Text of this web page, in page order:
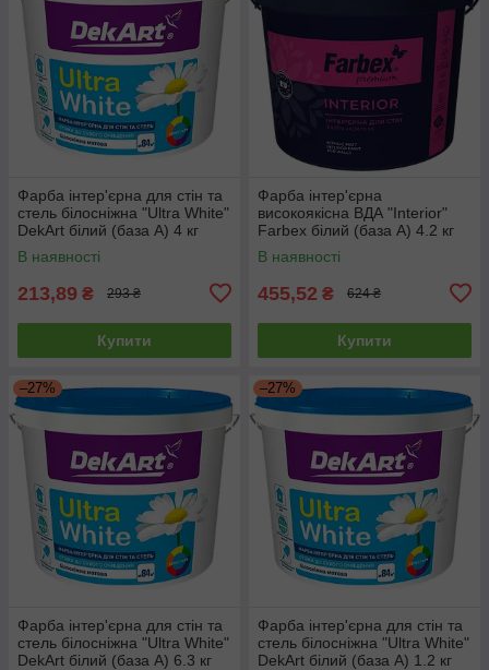
Фарба інтер'єрна для стін та
стель білосніжна "Ultra White"
DekArt білий (база А) 4 кг
В наявності
213,89 ₴ 293 ₴
Купити
Фарба інтер'єрна
високоякісна ВДА "Interior"
Farbex білий (база А) 4.2 кг
В наявності
455,52 ₴ 624 ₴
Купити
–27%
Фарба інтер'єрна для стін та
стель білосніжна "Ultra White"
DekArt білий (база А) 6.3 кг
–27%
Фарба інтер'єрна для стін та
стель білосніжна "Ultra White"
DekArt білий (база А) 1.2 кг